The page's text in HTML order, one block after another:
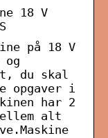
18 V
på 18 V
og
du skal
opgaver i
har 2
alt